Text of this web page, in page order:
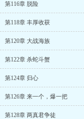
第116章 脱险
第118章 丰厚收获
第120章 大战海族
第122章 杀蛇斗蟹
第124章 归心
第126章 来一个，爆一把
第128章 两真君争徒